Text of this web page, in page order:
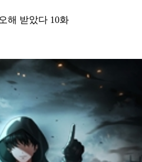
해 받았다 10화